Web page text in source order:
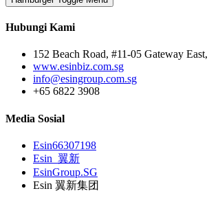
Hubungi Kami
152 Beach Road, #11-05 Gateway
www.esinbiz.com.sg
info@esingroup.com.sg
+65 6822 3908
Media Sosial
Esin66307198
Esin_翼新
EsinGroup.SG
Esin 翼新集团